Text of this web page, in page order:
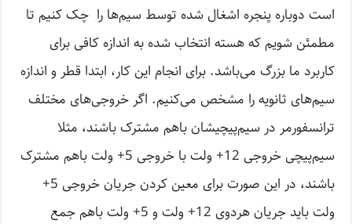
است دوباره پنجره اشغال شده توسط سیم‌ها را چک کنیم تا
مطمئن شویم که هسته انتخاب شده به اندازه کافی برای
کاربرد ما بزرگ می‌باشد. برای انجام این کار، ابتدا قطر و اندازه
سیم‌های ثانویه را مشخص می‌کنیم. اگر خروجی‌های مختلف
ترانسفورمر در سیم‌پیچیشان باهم مشترک باشند، مثلا
سیم‌پیچی خروجی 12+ ولت با خروجی 5+ ولت باهم مشترک
باشند، در این صورت برای معین کردن جریان خروجی 5+
ولت باید جریان هردوی 12+ ولت و 5+ ولت باهم جمع